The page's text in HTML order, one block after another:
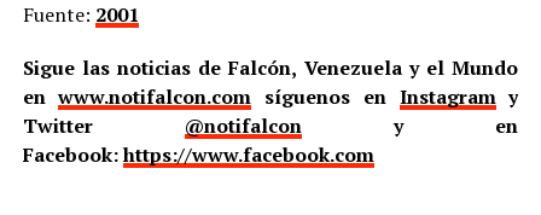
Fuente: 2001
Sigue las noticias de Falcón, Venezuela y el Mundo
enwww.notifalcon.com síguenos en Instagramy
Twitter @notifalcony en
Facebook:https://www.facebook.com